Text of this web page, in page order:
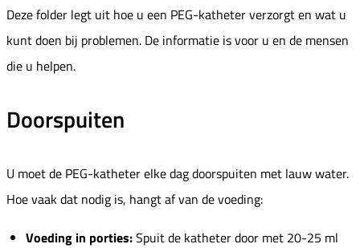
Deze folder legt uit hoe u een PEG-katheter verzorgt en wat u
kunt doen bij problemen. De informatie is voor u en de mensen
die u helpen.
Doorspuiten
U moet de PEG-katheter elke dag doorspuiten met lauw water.
Hoe vaak dat nodig is, hangt af van de voeding:
Voeding in porties:Spuit de katheter door met 20-25 ml